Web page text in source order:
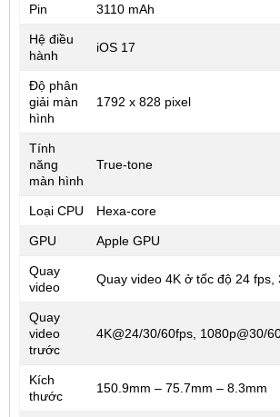
Pin 3110 mAh
Hệ điều
hành
iOS 17
Độ phân
giải màn
hình
1792 x 828 pixel
Tính
năng
màn hình
True-tone
Loại CPU Hexa-core
GPU Apple GPU
Quay
video
Quay video 4K ở tốc độ 24 fps,
Quay
video
trước
4K@24/30/60fps, 1080p@30/
Kích
thước
150.9mm – 75.7mm – 8.3mm